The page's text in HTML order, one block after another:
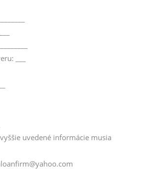
___
uvedené informácie musia